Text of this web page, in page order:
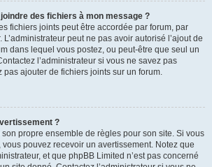
des fichiers à mon message ?
fichiers joints peut être accordée par forum, par
peut ne pas avoir autorisé l’ajout de
dans lequel vous postez, ou peut-être que seul un
l’administrateur si vous ne savez pas
ajouter de fichiers joints sur un forum.
?
propre ensemble de règles pour son site. Si vous
pouvez recevoir un avertissement. Notez que
et que phpBB Limited n’est pas concerné